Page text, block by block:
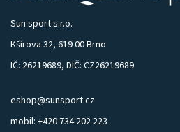
Sun sport s.r.o.
Kšírova 32, 619 00 Brno
IČ: 26219689, DIČ: CZ26219689
eshop@sunsport.cz
mobil: +420 734 202 223